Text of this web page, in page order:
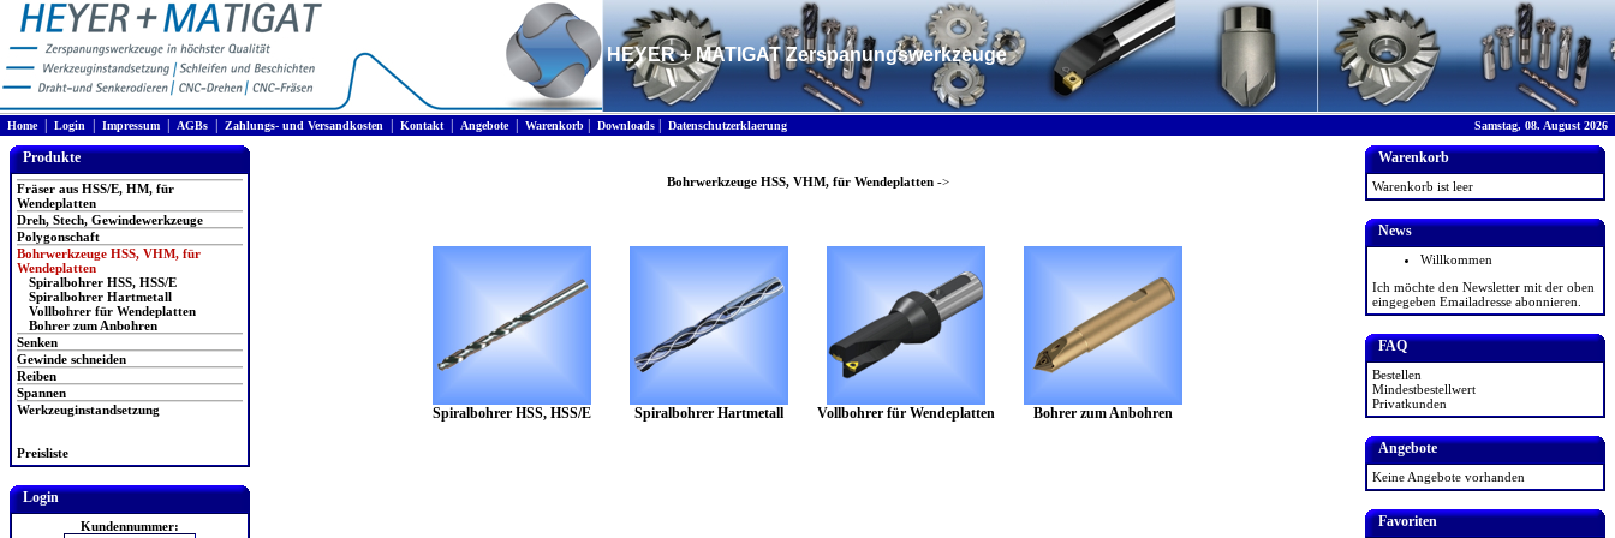
HEYER + MATIGAT Zerspanungswerkzeuge
Home| Login Impressum AGBs Zahlungs- und Versandkosten Kontakt| Angebote| Warenkorb Downloads Datenschutzerklaerung Samstag, 08. August 2026
Produkte
Fräser aus HSS/E, HM, für
Wendeplatten
Dreh, Stech, Gewindewerkzeuge
Polygonschaft
Bohrwerkzeuge HSS, VHM, für
Wendeplatten
Spiralbohrer HSS, HSS/E
Spiralbohrer Hartmetall
Vollbohrer für Wendeplatten
Bohrer zum Anbohren
Senken
Gewinde schneiden
Reiben
Spannen
Werkzeuginstandsetzung
Preisliste
Login
Kundennummer:
Bohrwerkzeuge HSS, VHM, für Wendeplatten->
Spiralbohrer HSS, HSS/E Spiralbohrer Hartmetall Vollbohrer für Wendeplatten Bohrer zum Anbohren
Warenkorb
Warenkorb ist leer
News
Willkommen
Ich möchte den Newsletter mit der oben
eingegeben Emailadresse abonnieren.
FAQ
Bestellen
Mindestbestellwert
Privatkunden
Angebote
Keine Angebote vorhanden
Favoriten